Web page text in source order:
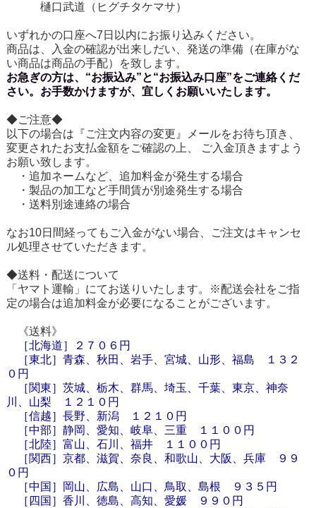
樋口武道（ヒグチタケマサ）
いずれかの口座へ7日以内にお振り込みください。
商品は、入金の確認が出来しだい、発送の準備（在庫がな
い商品は商品の手配）を致します。
お急ぎの方は、“お振込み”と“お振込み口座”をご連絡くだ
さい。お手数かけますが、宜しくお願いいたします。
◆ご注意◆
以下の場合は『ご注文内容の変更』メールをお待ち頂き、
変更されたお支払金額をご確認の上、 ご入金頂きますよう
お願い致します。
・追加ネームなど、追加料金が発生する場合
・製品の加工など手間賃が別途発生する場合
・送料別途連絡の場合
なお10日間経ってもご入金がない場合、ご注文はキャンセ
ル処理させていただきます。
◆送料・配送について
「ヤマト運輸」にてお送りいたします。※配送会社をご指
定の場合は追加料金が必要になることがございます。
《送料》
［北海道］
２７０６円
［東北］青森、秋田、岩手、宮城、山形、福島 １３２
０円
［関東］茨城、栃木、群馬、埼玉、千葉、東京、神奈
川、山梨 １２１０円
［信越］長野、新潟 １２１０円
［中部］静岡、愛知、岐阜、三重 １１００円
［北陸］富山、石川、福井 １１００円
［関西］京都、滋賀、奈良、和歌山、大阪、兵庫 ９９
０円
［中国］岡山、広島、山口、鳥取、島根 ９３５円
［四国］香川、徳島、高知、愛媛 ９９０円